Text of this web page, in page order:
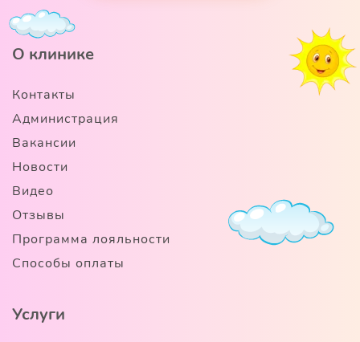
О клинике
Контакты
Администрация
Вакансии
Новости
Видео
Отзывы
Программа лояльности
Способы оплаты
Услуги